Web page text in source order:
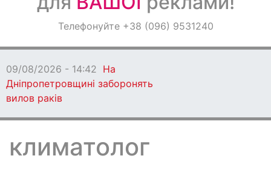
ОголошенняТелефонуйте +38 (096) 9531240
09/08/2026 - 14:42 На
Дніпропетровщині заборонять
вилов раків
климатолог